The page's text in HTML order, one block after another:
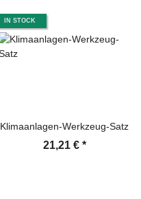
IN STOCK
Klimaanlagen-Werkzeug-Satz
21,21 € *